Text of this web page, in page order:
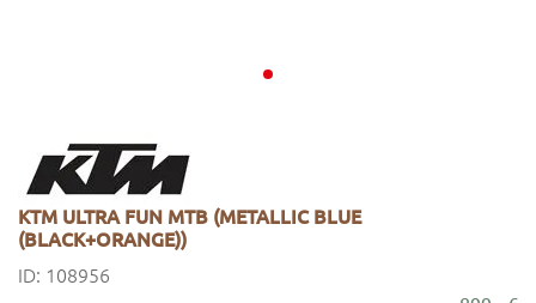
KTM ULTRA FUN MTB (METALLIC BLUE
(BLACK+ORANGE))
ID: 108956